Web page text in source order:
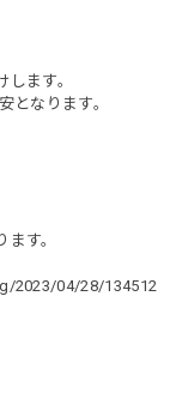
ます。
となります。
す。
2023/04/28/134512